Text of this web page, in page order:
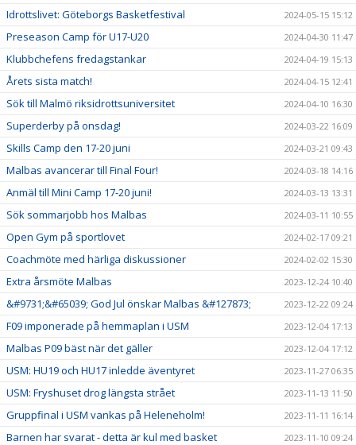
Idrottslivet: Göteborgs Basketfestival 2024-05-15 15:12
Preseason Camp för U17-U20 2024-04-30 11:47
Klubbchefens fredagstankar 2024-04-19 15:13
Årets sista match! 2024-04-15 12:41
Sök till Malmö riksidrottsuniversitet 2024-04-10 16:30
Superderby på onsdag! 2024-03-22 16:09
Skills Camp den 17-20 juni 2024-03-21 09:43
Malbas avancerar till Final Four! 2024-03-18 14:16
Anmäl till Mini Camp 17-20 juni! 2024-03-13 13:31
Sök sommarjobb hos Malbas 2024-03-11 10:55
Open Gym på sportlovet 2024-02-17 09:21
Coachmöte med härliga diskussioner 2024-02-02 15:30
Extra årsmöte Malbas 2023-12-24 10:40
&#9731;&#65039; God Jul önskar Malbas &#127873; 2023-12-22 09:24
F09 imponerade på hemmaplan i USM 2023-12-04 17:13
Malbas P09 bäst när det gäller 2023-12-04 17:12
USM: HU19 och HU17 inledde äventyret 2023-11-27 06:35
USM: Fryshuset drog längsta strået 2023-11-13 11:50
Gruppfinal i USM vankas på Heleneholm! 2023-11-11 16:14
Barnen har svarat - detta är kul med basket 2023-11-10 09:24